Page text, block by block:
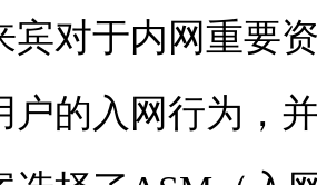
宾对于内网重要
户的入网行为，